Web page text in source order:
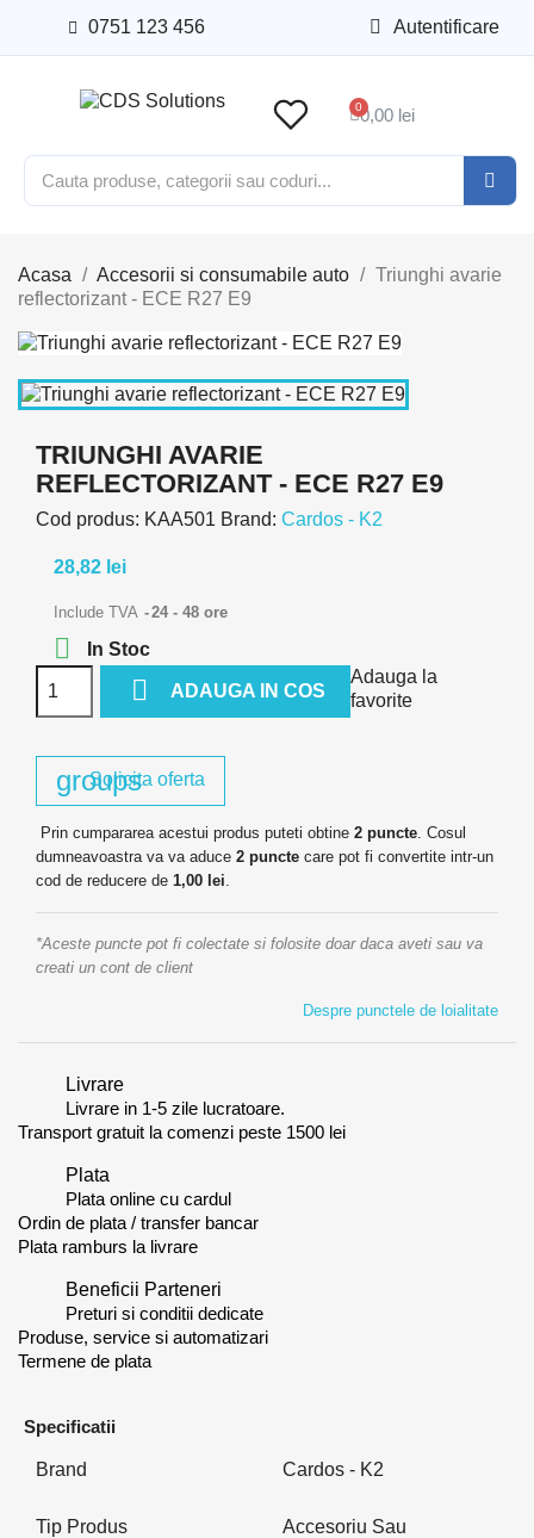
0751 123 456 Autentificare
0,00 lei
Acasa Accesorii si consumabile auto
Triunghi avarie
reflectorizant - ECE R27 E9
TRIUNGHI AVARIE
REFLECTORIZANT - ECE R27 E9
Cod produs: KAA501 Brand: Cardos - K2
28,82 lei
Include TVA 24 - 48 ore
 In Stoc
 ADAUGA IN COS
Adauga la
favorite
groups
Solicita oferta
Prin cumpararea acestui produs puteti obtine 2 puncte . Cosul
dumneavoastra va va aduce 2 puncte care pot fi convertite intr-un
cod de reducere de 1,00 lei
*Aceste puncte pot fi colectate si folosite doar daca aveti sau va
creati un cont de client
Despre punctele de loialitate
Livrare
Livrare in 1-5 zile lucratoare.
Transport gratuit la comenzi peste 1500 lei
Plata
Plata online cu cardul
Ordin de plata / transfer bancar
Plata ramburs la livrare
Beneficii Parteneri
Preturi si conditii dedicate
Produse, service si automatizari
Termene de plata
Specificatii
Brand Cardos - K2
Tip Produs
Accesoriu Sau